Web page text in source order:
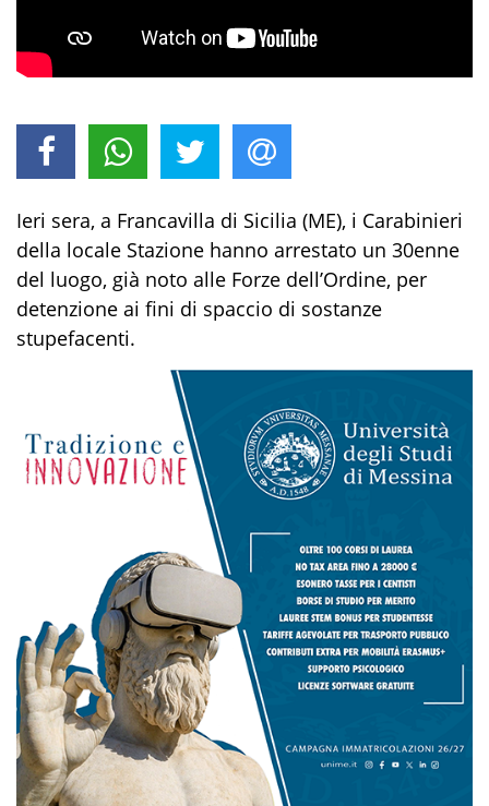
Ieri sera, a Francavilla di Sicilia (ME), i Carabinieri
della locale Stazione hanno arrestato un 30enne
del luogo, già noto alle Forze dell’Ordine, per
detenzione ai fini di spaccio di sostanze
stupefacenti.